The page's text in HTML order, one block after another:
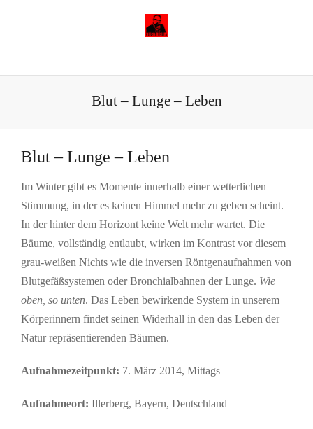
Blut – Lunge – Leben
Blut – Lunge – Leben
Im Winter gibt es Momente innerhalb einer wetterlichen
Stimmung, in der es keinen Himmel mehr zu geben scheint.
In der hinter dem Horizont keine Welt mehr wartet. Die
Bäume, vollständig entlaubt, wirken im Kontrast vor diesem
grau-weißen Nichts wie die inversen Röntgenaufnahmen von
Blutgefäßsystemen oder Bronchialbahnen der Lunge. Wie
oben, so unten. Das Leben bewirkende System in unserem
Körperinnern findet seinen Widerhall in den das Leben der
Natur repräsentierenden Bäumen.
Aufnahmezeitpunkt: 7. März 2014, Mittags
Aufnahmeort: Illerberg, Bayern, Deutschland